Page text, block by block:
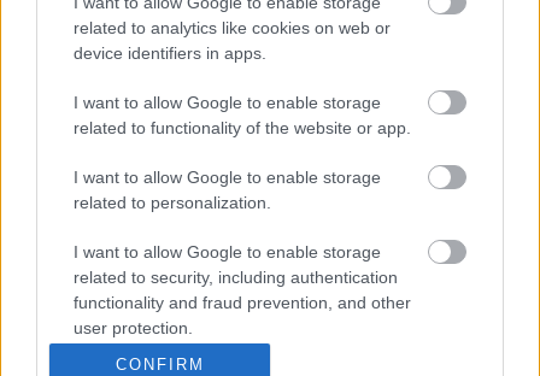
related to analytics like cookies on web or
device identifiers in apps.
I want to allow Google to enable storage
related to functionality of the website or app.
I want to allow Google to enable storage
related to personalization.
I want to allow Google to enable storage
related to security, including authentication
functionality and fraud prevention, and other
user protection.
CONFIRM
KÜLFÖLDI FOCI
KÜLFÖLDI FOCI
Dani Alves hazugnak nevezte a Barca
elnökét